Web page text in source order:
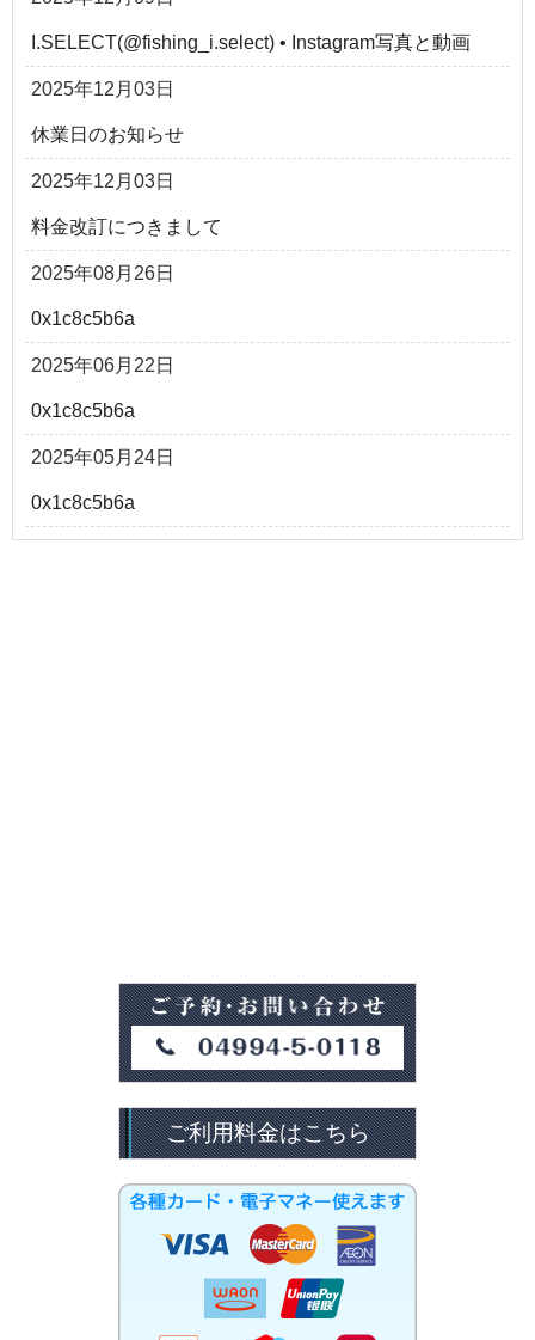
I.SELECT(@fishing_i.select) • Instagram写真と動画
2025年12月03日
休業日のお知らせ
2025年12月03日
料金改訂につきまして
2025年08月26日
0x1c8c5b6a
2025年06月22日
0x1c8c5b6a
2025年05月24日
0x1c8c5b6a
ご利用料金はこちら